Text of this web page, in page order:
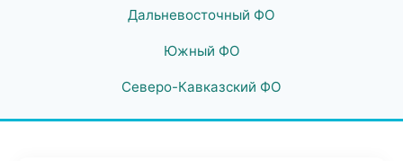
Дальневосточный ФО
Южный ФО
Северо-Кавказский ФО